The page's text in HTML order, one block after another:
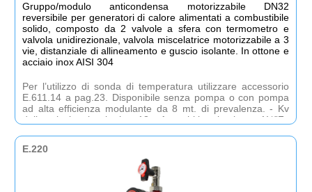
Gruppo/modulo anticondensa motorizzabile DN32
reversibile per generatori di calore alimentati a combustibile
solido, composto da 2 valvole a sfera con termometro e
valvola unidirezionale, valvola miscelatrice motorizzabile a 3
vie, distanziale di allineamento e guscio isolante. In ottone e
acciaio inox AISI 304
Per l’utilizzo di sonda di temperatura utilizzare accessorio
E.611.14 a pag.23. Disponibile senza pompa o con pompa
ad alta efficienza modulante da 8 mt. di prevalenza. - Kv
della valvola miscelatrice: 18. - Attacchi lato impianto: 1¼”F.-
E.220